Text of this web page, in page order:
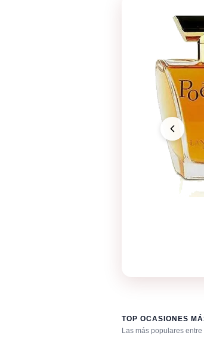
TOP OCASIONES
Las más populares
Aniversario